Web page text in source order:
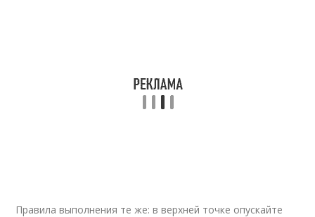
Правила выполнения те же: в верхней точке опускайте